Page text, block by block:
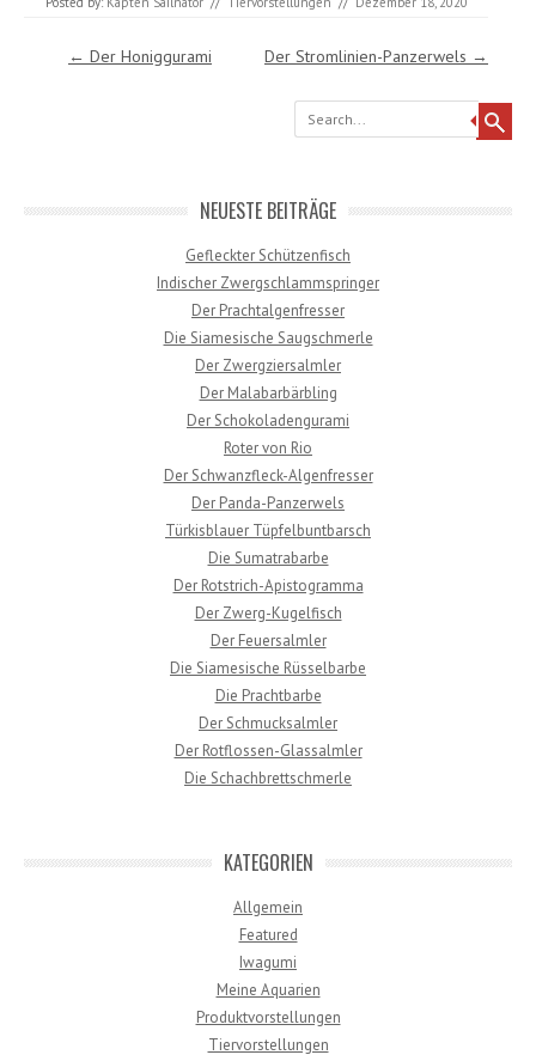
Post navigation
← Der Honiggurami Der Stromlinien-Panzerwels →
Search
NEUESTE BEITRÄGE
Gefleckter Schützenfisch
Indischer Zwergschlammspringer
Der Prachtalgenfresser
Die Siamesische Saugschmerle
Der Zwergziersalmler
Der Malabarbärbling
Der Schokoladengurami
Roter von Rio
Der Schwanzfleck-Algenfresser
Der Panda-Panzerwels
Türkisblauer Tüpfelbuntbarsch
Die Sumatrabarbe
Der Rotstrich-Apistogramma
Der Zwerg-Kugelfisch
Der Feuersalmler
Die Siamesische Rüsselbarbe
Die Prachtbarbe
Der Schmucksalmler
Der Rotflossen-Glassalmler
Die Schachbrettschmerle
KATEGORIEN
Allgemein
Featured
Iwagumi
Meine Aquarien
Produktvorstellungen
Tiervorstellungen